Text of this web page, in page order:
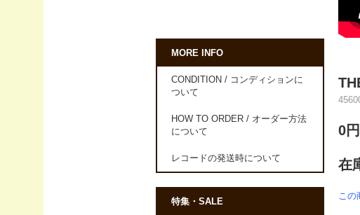
0
在
この
MORE INFO
CONDITION / コンディションに
ついて
HOW TO ORDER / オーダー方法
について
レコードの発送時について
特集・SALE